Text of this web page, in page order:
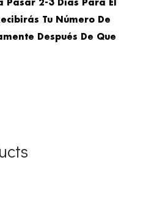
Pasar 2-3 Días Para El
Tu Número De
Después De Que